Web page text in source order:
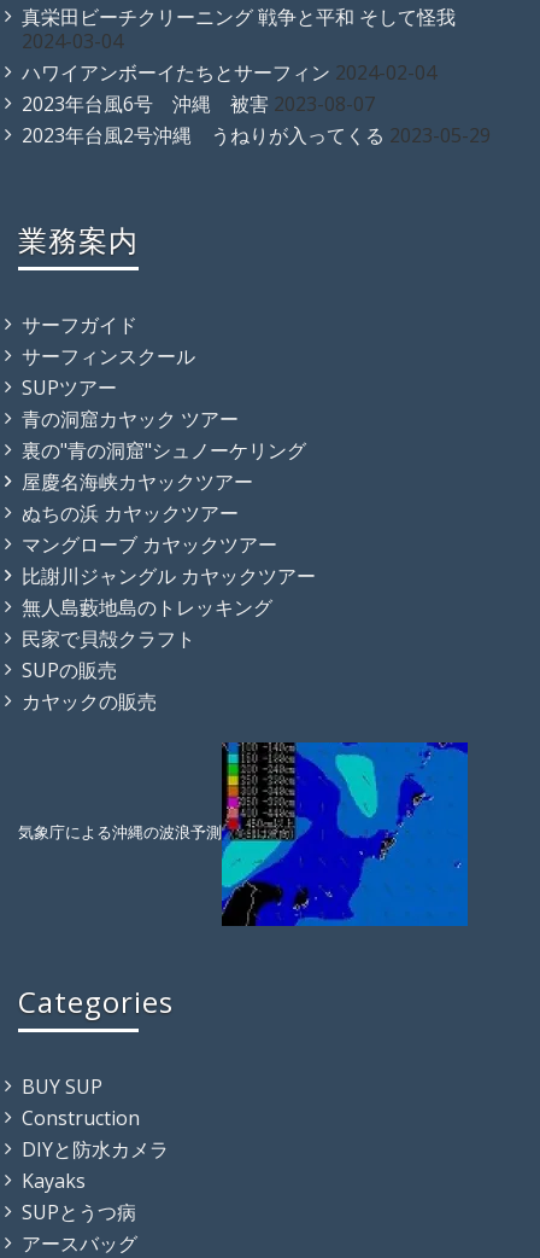
真栄田ビーチクリーニング 戦争と平和 そして怪我
2024-03-04
ハワイアンボーイたちとサーフィン 2024-02-04
2023年台風6号 沖縄 被害 2023-08-07
2023年台風2号沖縄 うねりが入ってくる 2023-05-29
業務案内
サーフガイド
サーフィンスクール
SUPツアー
青の洞窟カヤック ツアー
裏の"青の洞窟"シュノーケリング
屋慶名海峡カヤックツアー
ぬちの浜 カヤックツアー
マングローブ カヤックツアー
比謝川ジャングル カヤックツアー
無人島藪地島のトレッキング
民家で貝殻クラフト
SUPの販売
カヤックの販売
気象庁による沖縄の波浪予測
Categories
BUY SUP
Construction
DIYと防水カメラ
Kayaks
SUPとうつ病
アースバッグ